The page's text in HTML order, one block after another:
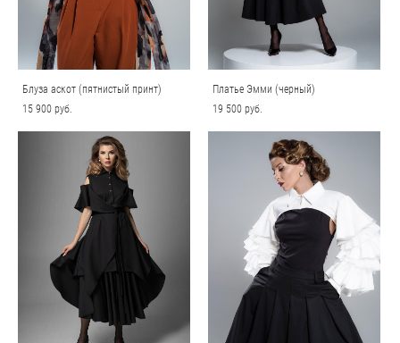
Блуза аскот (пятнистый принт)
15 900 pуб.
Платье Эмми (черный)
19 500 pуб.